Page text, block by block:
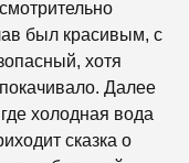
был красивым, с
хотя
Далее
холодная вода
сказка о